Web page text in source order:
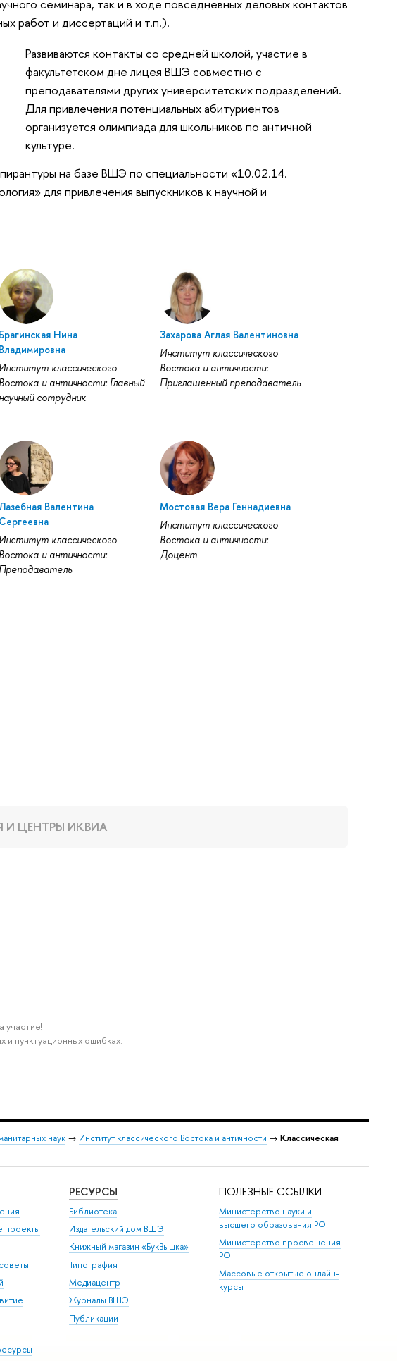
семинара, так и в ходе повседневных деловых контактов
работ и диссертаций и т.п.).
Развиваются контакты со средней школой, участие в
факультетском дне лицея ВШЭ совместно с
преподавателями других университетских подразделений.
Для привлечения потенциальных абитуриентов
организуется олимпиада для школьников по античной
культуре.
на базе ВШЭ по специальности «10.02.14.
для привлечения выпускников к научной и
Брагинская Нина
Владимировна
Институт классического
Востока и античности: Главный
научный сотрудник
Захарова Аглая Валентиновна
Институт классического
Востока и античности:
Приглашенный преподаватель
Валентина
Сергеевна
Институт классического
Востока и античности:
Преподаватель
Мостовая Вера Геннадиевна
Институт классического
Востока и античности:
Доцент
И ЦЕНТРЫ ИКВИА
участие!
пунктуационных ошибках.
наук → Институт классического Востока и античности → Классическая
проекты
РЕСУРСЫ
Библиотека
Издательский дом ВШЭ
Книжный магазин «БукВышка»
Типография
Медиацентр
Журналы ВШЭ
Публикации
ПОЛЕЗНЫЕ ССЫЛКИ
Министерство науки и
высшего образования РФ
Министерство просвещения
РФ
Массовые открытые онлайн-
курсы